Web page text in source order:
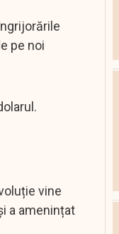
pe noi
vine
a amenințat